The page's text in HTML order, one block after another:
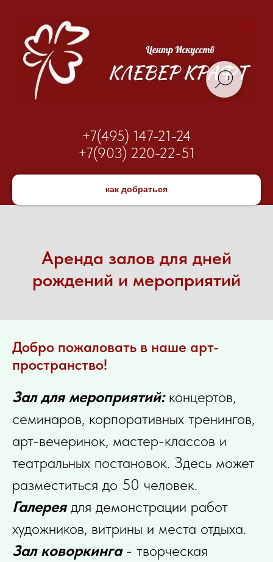
+7(495) 147-21-24
+7(903) 220-22-51
как добраться
Аренда залов для дней
рождений и мероприятий
Добро пожаловать в наше арт-
пространство!
Зал для мероприятий:концертов,
семинаров, корпоративных тренингов,
арт-вечеринок, мастер-классов и
театральных постановок. Здесь может
разместиться до 50 человек.
Галереядля демонстрации работ
художников, витрины и места отдыха.
Зал коворкинга - творческая